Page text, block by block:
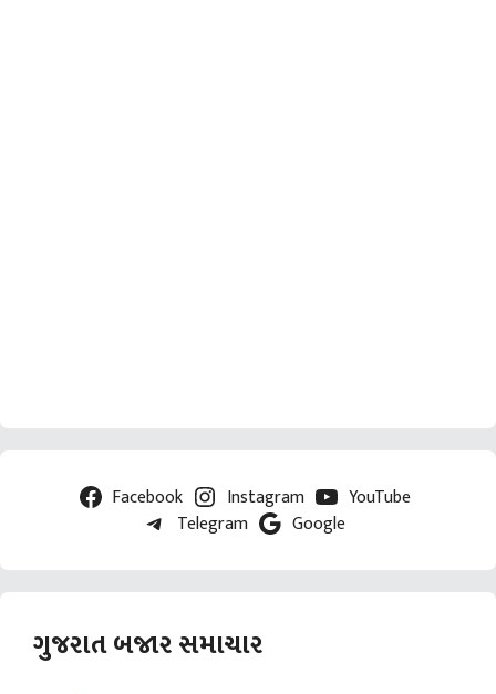
Facebook Instagram
YouTube
Telegram
Google
ગુજરાત બજાર સમાચાર